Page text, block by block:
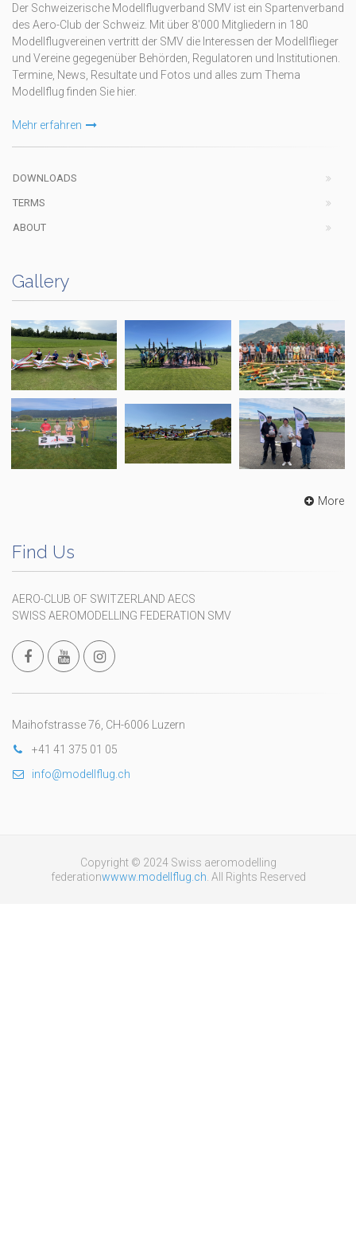
Der Schweizerische Modellflugverband SMV ist ein Spartenverband
des Aero-Club der Schweiz. Mit über 8'000 Mitgliedern in 180
Modellflugvereinen vertritt der SMV die Interessen der Modellflieger
und Vereine gegegenüber Behörden, Regulatoren und Institutionen.
Termine, News, Resultate und Fotos und alles zum Thema
Modellflug finden Sie hier.
Mehr erfahren
DOWNLOADS
TERMS
ABOUT
Gallery
More
Find Us
AERO-CLUB OF SWITZERLAND AECS
SWISS AEROMODELLING FEDERATION SMV
Maihofstrasse 76, CH-6006 Luzern
+41 41 375 01 05
info@modellflug.ch
Copyright © 2024 Swiss aeromodelling
federationwwww.modellflug.ch. All Rights Reserved